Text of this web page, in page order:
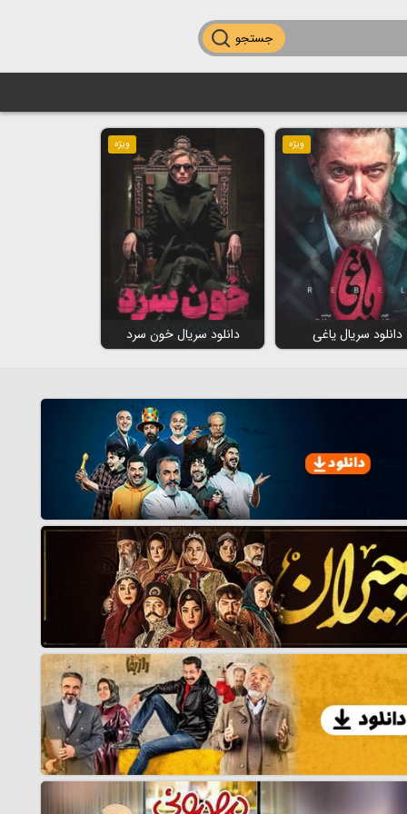
جستجو
ویژه
دانلود سریال یاغی
ویژه
دانلود سریال خون سرد